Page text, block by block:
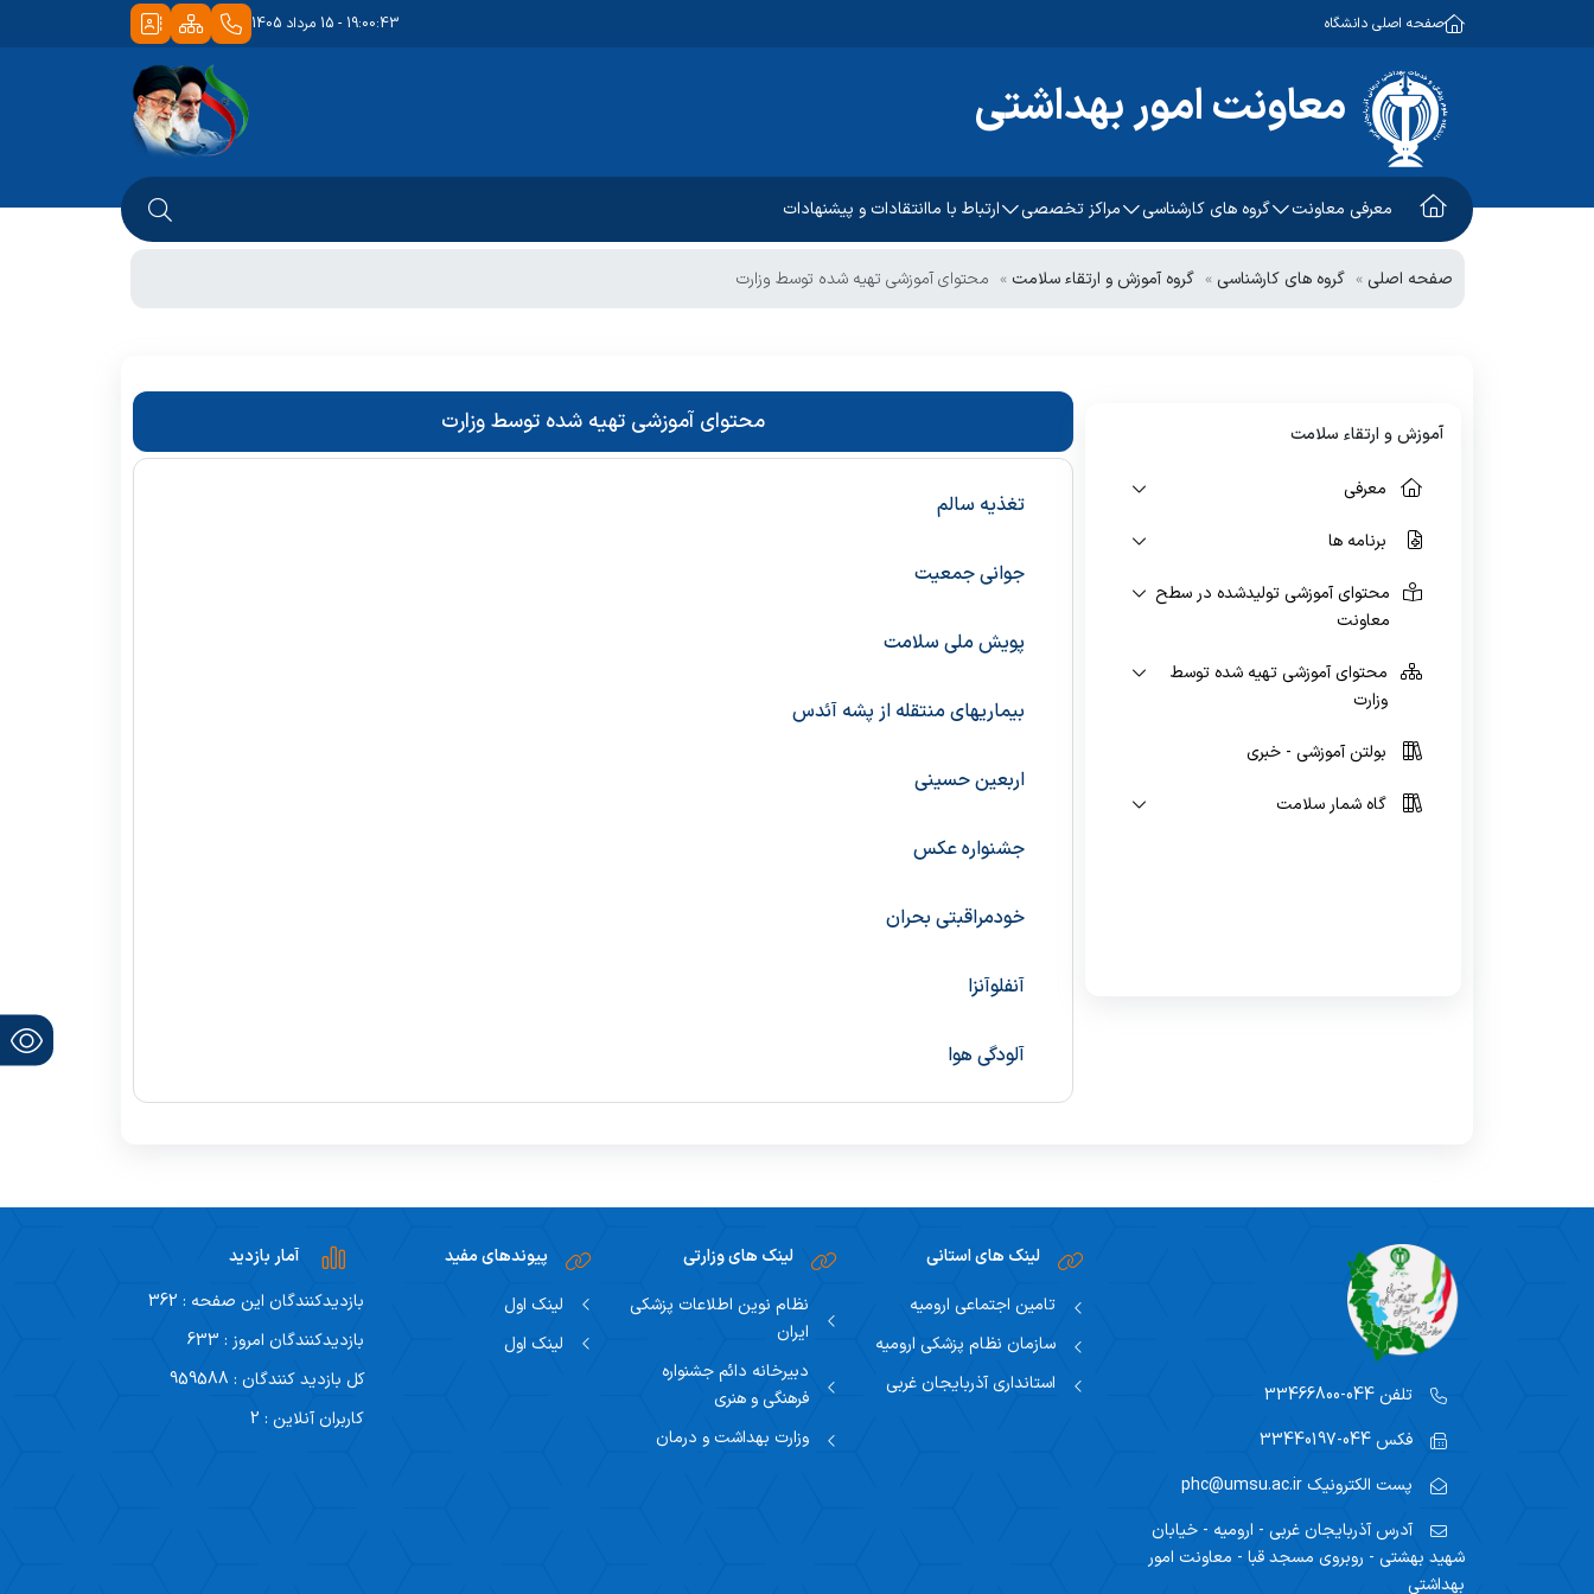
صفحه اصلی دانشگاه 19:00:43 - 15 مرداد 1405
معاونت امور بهداشتی
معرفی معاونت
معاون امور بهداشتی
گروه های کارشناسی
آموزش و ارتقاء سلامت
پیشگیری و مبارزه با بیماریهای
مراکز تخصصی
طب کار
ارتباط با ماانتقادات و پیشنهادات
صفحه اصلی گروه های کارشناسی گروه آموزش و ارتقاء سلامت محتوای آموزشی تهیه شده توسط وزارت
آموزش و ارتقاء سلامت
معرفی
برنامه ها
محتوای آموزشی تولیدشده در سطح
معاونت
محتوای آموزشی تهیه شده توسط
وزارت
بولتن آموزشی - خبری
گاه شمار سلامت
محتوای آموزشی تهیه شده توسط وزارت
تغذیه سالم
جوانی جمعیت
پویش ملی سلامت
بیماریهای منتقله از پشه آئدس
اربعین حسینی
جشنواره عکس
خودمراقبتی بحران
آنفلوآنزا
آلودگی هوا
تلفن 044-33466800
فکس 044-33440197
پست الکترونیک phc@umsu.ac.ir
آدرس آذربایجان غربی - ارومیه - خیابان
شهید بهشتی - روبروی مسجد قبا - معاونت امور
بهداشتی
لینک های استانی
تامین اجتماعی ارومیه
سازمان نظام پزشکی ارومیه
استانداری آذربایجان غربی
لینک های وزارتی
نظام نوین اطلاعات پزشکی
ایران
دبیرخانه دائم جشنواره
فرهنگی و هنری
وزارت بهداشت و درمان
پیوندهای مفید
لینک اول
لینک اول
آمار بازدید
بازدیدکنندگان این صفحه : 362
بازدیدکنندگان امروز : 633
کل بازدید کنندگان : 959588
کاربران آنلاین : 2